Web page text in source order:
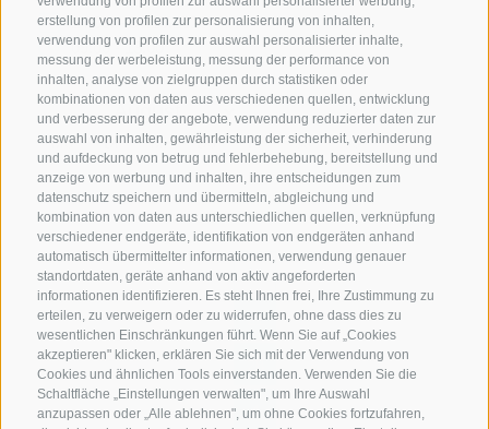
erstellung von profilen zur personalisierung von inhalten,
verwendung von profilen zur auswahl personalisierter inhalte,
messung der werbeleistung, messung der performance von
inhalten, analyse von zielgruppen durch statistiken oder
kombinationen von daten aus verschiedenen quellen, entwicklung
und verbesserung der angebote, verwendung reduzierter daten zur
auswahl von inhalten, gewährleistung der sicherheit, verhinderung
und aufdeckung von betrug und fehlerbehebung, bereitstellung und
anzeige von werbung und inhalten, ihre entscheidungen zum
datenschutz speichern und übermitteln, abgleichung und
kombination von daten aus unterschiedlichen quellen, verknüpfung
verschiedener endgeräte, identifikation von endgeräten anhand
automatisch übermittelter informationen, verwendung genauer
standortdaten, geräte anhand von aktiv angeforderten
informationen identifizieren. Es steht Ihnen frei, Ihre Zustimmung zu
erteilen, zu verweigern oder zu widerrufen, ohne dass dies zu
wesentlichen Einschränkungen führt. Wenn Sie auf „Cookies
akzeptieren" klicken, erklären Sie sich mit der Verwendung von
Cookies und ähnlichen Tools einverstanden. Verwenden Sie die
Schaltfläche „Einstellungen verwalten", um Ihre Auswahl
anzupassen oder „Alle ablehnen", um ohne Cookies fortzufahren,
14.08. - 30.10.2026
09:00 - 13:00
Mo Di Mi Do Fr Sa So
27 28 29 30 31 1 2
3 4 5 6 7 8 9
10 11 12 13 14 15 16
17 18 19 20 21 22 23
24 25 26 27 28 29 30
31 1 2 3 4 5 6